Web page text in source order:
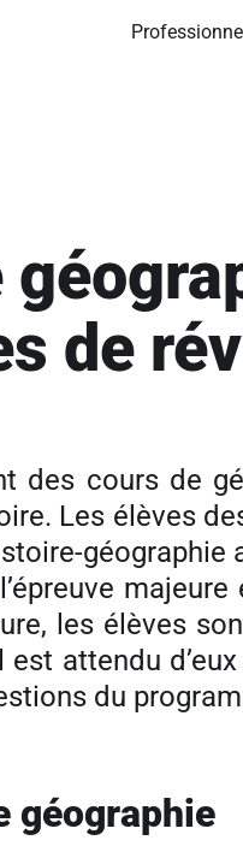
de
des cours de
Les élèves
les élèves
attendu
du
géographie